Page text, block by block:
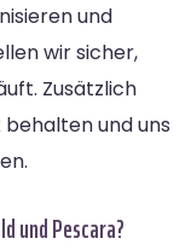
und
wir sicher,
Zusätzlich
und uns
und Pescara?